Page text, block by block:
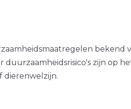
bekend
zijn op
dierenwelzijn.